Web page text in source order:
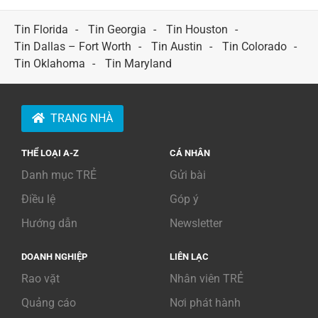
for:
Tin Florida
Tin Georgia
Tin Houston
Tin Dallas – Fort Worth
Tin Austin
Tin Colorado
Tin Oklahoma
Tin Maryland
TRANG NHÀ
THỂ LOẠI A-Z
Danh mục TRẺ
Điều lệ
Hướng dẫn
CÁ NHÂN
Gửi bài
Góp ý
Newsletter
DOANH NGHIỆP
Rao vặt
Quảng cáo
LIÊN LẠC
Nhân viên TRẺ
Nơi phát hành